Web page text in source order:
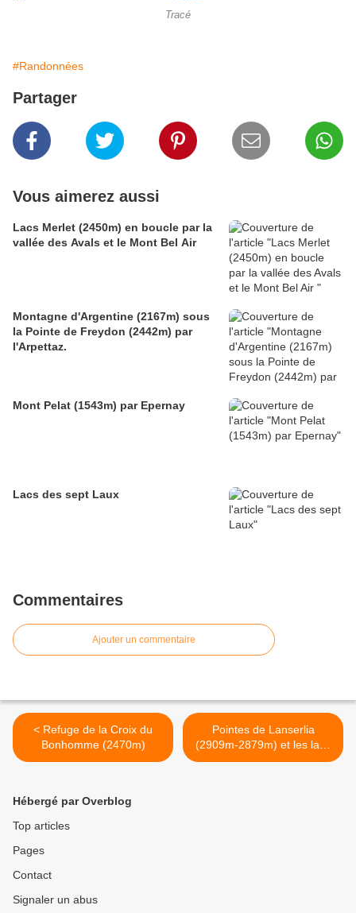
Tracé
#Randonnées
Partager
Vous aimerez aussi
Lacs Merlet (2450m) en boucle par la
vallée des Avals et le Mont Bel Air
Montagne d'Argentine (2167m) sous
la Pointe de Freydon (2442m) par
l'Arpettaz.
Mont Pelat (1543m) par Epernay
Lacs des sept Laux
Commentaires
Ajouter un commentaire
< Refuge de la Croix du
Bonhomme (2470m)
Pointes de Lanserlia
(2909m-2879m) et les lacs
en boucle >
Hébergé par Overblog
Top articles
Pages
Contact
Signaler un abus